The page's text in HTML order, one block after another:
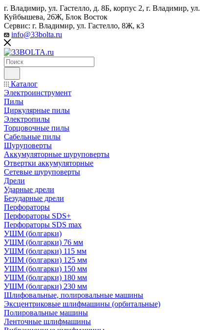
г. Владимир, ул. Гастелло, д. 8Б, корпус 2, г. Владимир, ул. ​
Куйбышева, 26Ж, Блок Восток
Сервис: г. Владимир, ул. Гастелло, 8Ж, к3
info@33bolta.ru
Каталог
Электроинструмент
Пилы
Циркулярные пилы
Электропилы
Торцовочные пилы
Сабельные пилы
Шуруповерты
Аккумуляторные шуруповерты
Отвертки аккумуляторные
Сетевые шуруповерты
Дрели
Ударные дрели
Безударные дрели
Перфораторы
Перфораторы SDS+
Перфораторы SDS max
УШМ (болгарки)
УШМ (болгарки) 76 мм
УШМ (болгарки) 115 мм
УШМ (болгарки) 125 мм
УШМ (болгарки) 150 мм
УШМ (болгарки) 180 мм
УШМ (болгарки) 230 мм
Шлифовальные, полировальные машины
Эксцентриковые шлифмашины (орбитальные)
Полировальные машины
Ленточные шлифмашины